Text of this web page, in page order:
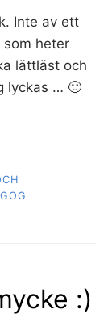
Inte av ett
heter
lättläst och
lyckas … 🙂
:)